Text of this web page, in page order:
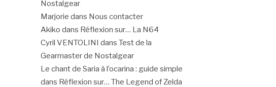
Nostalgear
Marjorie dans Nous contacter
Akiko dans Réflexion sur… La N64
Cyril VENTOLINI dans Test de la
Gearmaster de Nostalgear
Le chant de Saria à l’ocarina : guide simple
dans Réflexion sur… The Legend of Zelda